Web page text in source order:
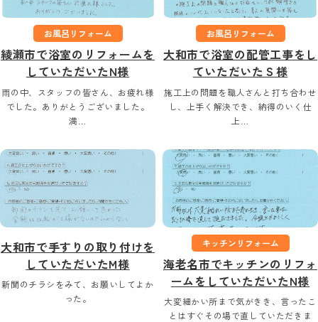
お風呂リフォーム
綾瀬市で浴室のリフォームを
していただいたN様
雨の中、スタッフの皆さん、お疲れ様
でした。ありがとうございました。
満…
お風呂リフォーム
大和市で浴室の配管工事をし
ていただいたＳ様
施工上の問題を職人さんと打ち合わせ
し、上手く解決でき、納得のいく仕
上…
大和市で手すりの取り付けを
していただいたM様
新聞のチラシをみて、お願いしてよか
った。
キッチンリフォーム
海老名市でキッチンのリフォ
ームをしていただいたN様
大変細かい所まで気がきき、言ったこ
とはすぐその場で直していただきま